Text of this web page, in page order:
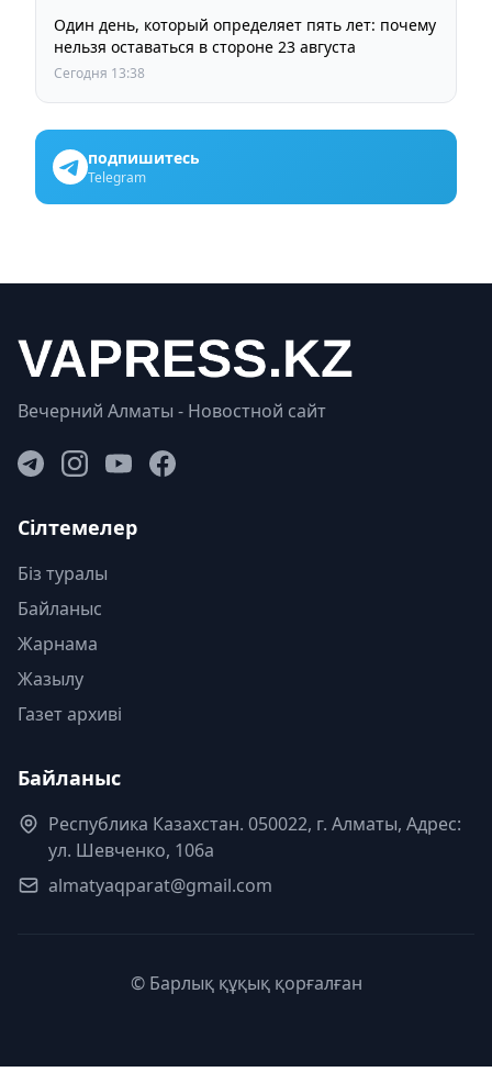
Один день, который определяет пять лет: почему
нельзя оставаться в стороне 23 августа
Сегодня 13:38
подпишитесь
Telegram
Вечерний Алматы - Новостной сайт
Сілтемелер
Біз туралы
Байланыс
Жарнама
Жазылу
Газет архиві
Байланыс
Республика Казахстан. 050022, г. Алматы, Адрес:
ул. Шевченко, 106а
almatyaqparat@gmail.com
© Барлық құқық қорғалған